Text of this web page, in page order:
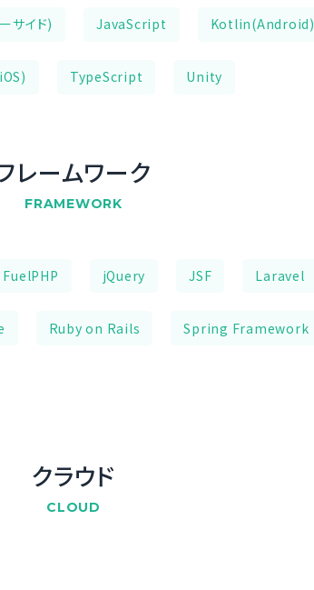
サイド) JavaScript Kotlin(Android)
TypeScript Unity
レームワーク
FRAMEWORK
FuelPHP jQuery JSF Laravel
Ruby on Rails Spring Framework
クラウド
CLOUD